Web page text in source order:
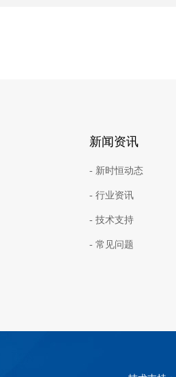
新闻资讯
- 新时恒动态
- 行业资讯
- 技术支持
- 常见问题